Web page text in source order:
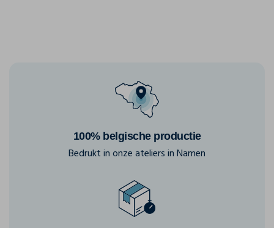
100% belgische productie
Bedrukt in onze ateliers in Namen